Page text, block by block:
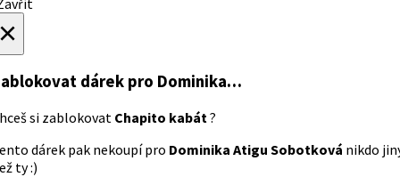
dárek pro Dominika…
si zablokovat Chapito kabát ?
dárek pak nekoupí pro Dominika Atigu Sobotková nikdo
ty :)